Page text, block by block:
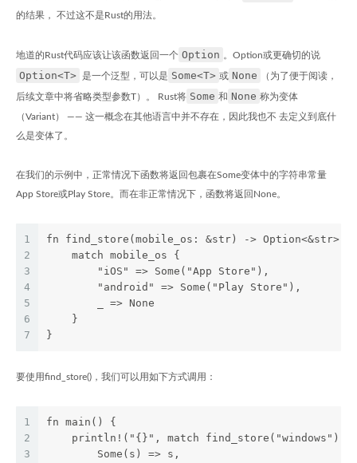
的结果， 不过这不是Rust的用法。
地道的Rust代码应该让该函数返回一个 Option 。Option或更确切的说
Option<T> 是一个泛型，可以是 Some<T> 或 None （为了便于阅读，
后续文章中将省略类型参数T）。 Rust将 Some 和 None 称为变体
（Variant） —— 这一概念在其他语言中并不存在，因此我也不 去定义到底什
么是变体了。
在我们的示例中，正常情况下函数将返回包裹在Some变体中的字符串常量
App Store或Play Store。而在非正常情况下，函数将返回None。
1
2
3
4
5
6
7
fn find_store(mobile_os: &str) -> Option<&str> {
    match mobile_os {
        "iOS" => Some("App Store"),
        "android" => Some("Play Store"),
        _ => None
    }
}
要使用find_store()，我们可以用如下方式调用：
1
2
3
fn main() {
    println!("{}", match find_store("windows") {
        Some(s) => s,